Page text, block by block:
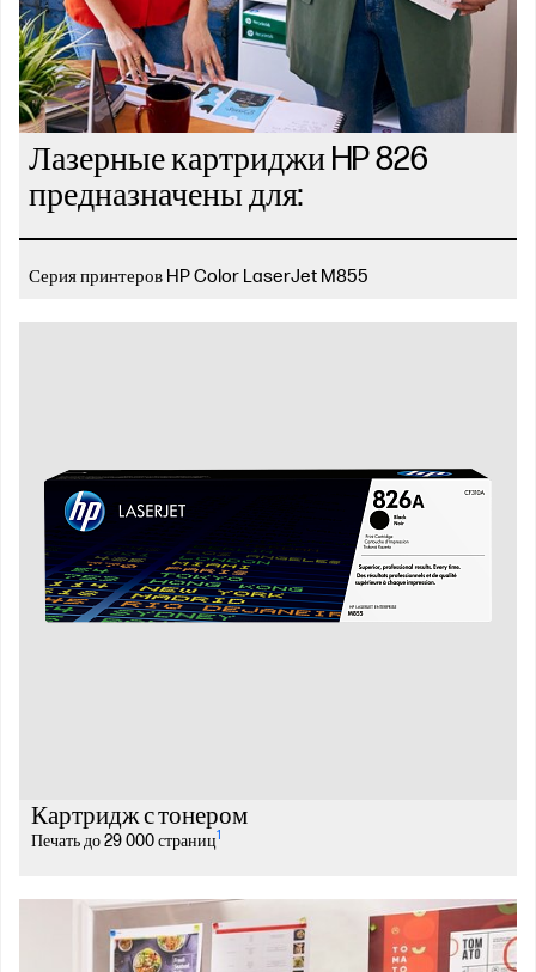
Лазерные картриджи HP 826
предназначены для:
Серия принтеров HP Color LaserJet M855
Картридж с тонером
Печать до 29 000 страниц1